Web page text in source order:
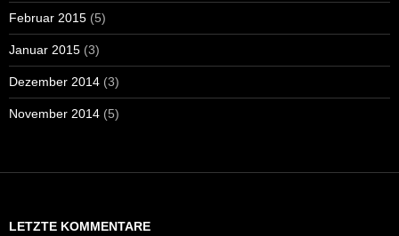
Februar 2015 (5)
Januar 2015 (3)
Dezember 2014 (3)
November 2014 (5)
LETZTE KOMMENTARE